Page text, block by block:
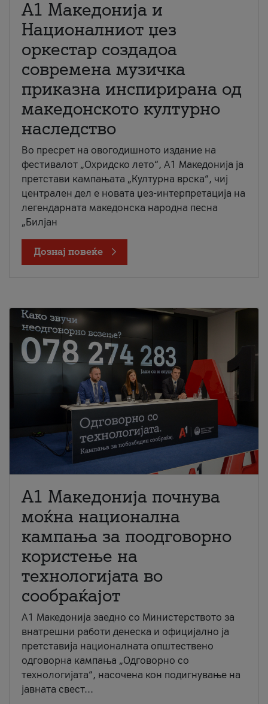
А1 Македонија и
Националниот џез
оркестар создадоа
современа музичка
приказна инспирирана од
македонското културно
наследство
Во пресрет на овогодишното издание на
фестивалот „Охридско лето“, А1 Македонија ја
претстави кампањата „Културна врска“, чиј
централен дел е новата џез-интерпретација на
легендарната македонска народна песна
„Билјан
Дознај повеќе
A1 Македонија почнува
моќна национална
кампања за поодговорно
користење на
технологијата во
сообраќајот
A1 Македонија заедно со Министерството за
внатрешни работи денеска и официјално ја
претставија националната општествено
одговорна кампања „Одговорно со
технологијата“, насочена кон подигнување на
јавната свест...